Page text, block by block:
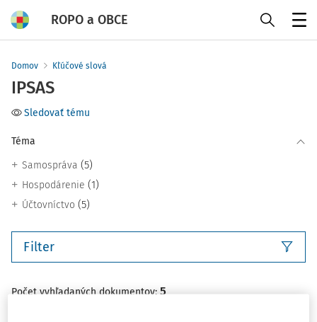
ROPO a OBCE
Domov Kľúčové slová
IPSAS
Sledovať tému
Téma
Samospráva (5)
Hospodárenie (1)
Účtovníctvo (5)
Filter
Počet vyhľadaných dokumentov: 5